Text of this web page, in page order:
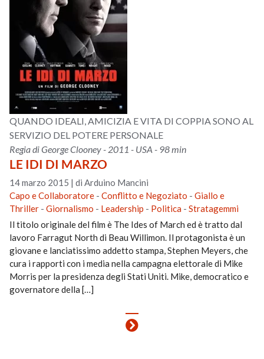
QUANDO IDEALI, AMICIZIA E VITA DI COPPIA SONO AL
SERVIZIO DEL POTERE PERSONALE
Regia di George Clooney - 2011 - USA - 98 min
LE IDI DI MARZO
14 marzo 2015 |di Arduino Mancini
Capo e Collaboratore -Conflitto e Negoziato -Giallo e
Thriller -Giornalismo - Leadership - Politica -Stratagemmi
Il titolo originale del film è The Ides of March ed è tratto dal
lavoro Farragut North di Beau Willimon. Il protagonista è un
giovane e lanciatissimo addetto stampa, Stephen Meyers, che
cura i rapporti con i media nella campagna elettorale di Mike
Morris per la presidenza degli Stati Uniti. Mike, democratico e
governatore della […]